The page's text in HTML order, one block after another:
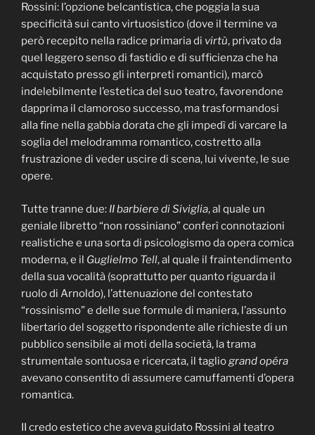
Rossini: l’opzione belcantistica, che poggia la sua
specificità sui canto virtuosistico (dove il termine va
però recepito nella radice primaria di virtù, privato da
quel leggero senso di fastidio e di sufficienza che ha
acquistato presso gli interpreti romantici), marcò
indelebilmente l’estetica del suo teatro, favorendone
dapprima il clamoroso successo, ma trasformandosi
alla fine nella gabbia dorata che gli impedì di varcare la
soglia del melodramma romantico, costretto alla
frustrazione di veder uscire di scena, lui vivente, le sue
opere.
Tutte tranne due: II barbiere di Siviglia, al quale un
geniale libretto “non rossiniano” conferì connotazioni
realistiche e una sorta di psicologismo da opera comica
moderna, e il Guglielmo Tell, al quale il fraintendimento
della sua vocalità (soprattutto per quanto riguarda il
ruolo di Arnoldo), l’attenuazione del contestato
“rossinismo” e delle sue formule di maniera, l’assunto
libertario del soggetto rispondente alle richieste di un
pubblico sensibile ai moti della società, la trama
strumentale sontuosa e ricercata, il tagliogrand opéra
avevano consentito di assumere camuffamenti d’opera
romantica.
II credo estetico che aveva guidato Rossini al teatro